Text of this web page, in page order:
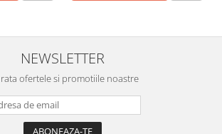
NEWSLETTER
ofertele si promotiile noastre